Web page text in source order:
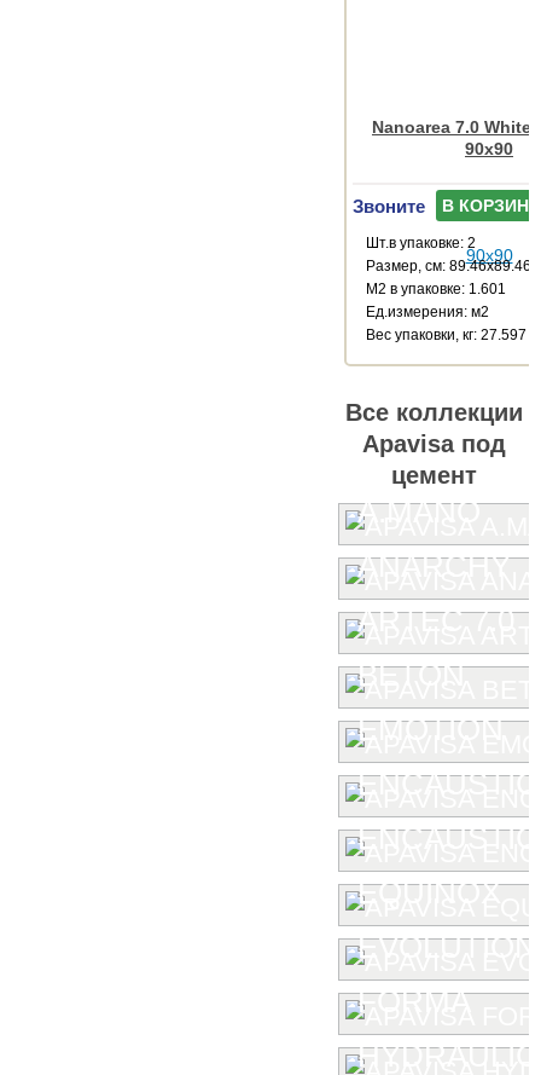
Nanoarea 7.0 White
90x90
Звоните В КОРЗИНУ
Шт.в упаковке: 2
Размер, см: 89.46x89.46
М2 в упаковке: 1.601
Ед.измерения: м2
Веc упаковки, кг: 27.597
Все коллекции
Apavisa под
цемент
A.MANO
ANARCHY
ARTEC 7.0
BETON
EMOTION
ENCAUSTIC
EQUINOX
EVOLUTION
FORMA
HYDRAULIC